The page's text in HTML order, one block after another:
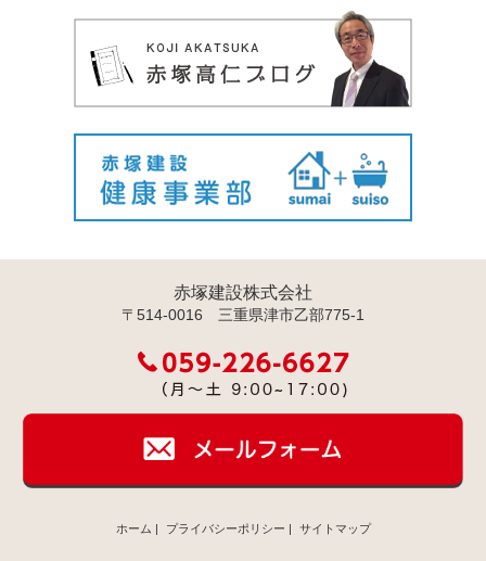
赤塚建設株式会社
〒514-0016 三重県津市乙部775-1
ホーム | プライバシーポリシー | サイトマップ